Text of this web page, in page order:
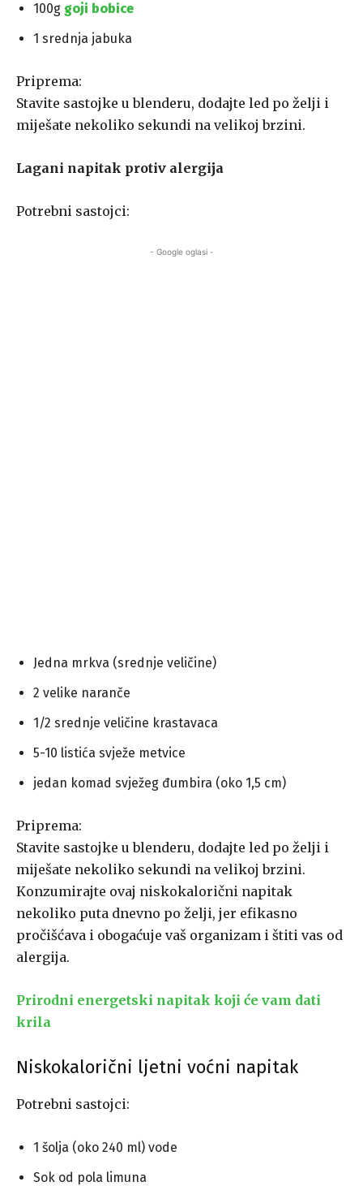
100g goji bobice
1 srednja jabuka
Priprema:
Stavite sastojke u blenderu, dodajte led po želji i
miješate nekoliko sekundi na velikoj brzini.
Lagani napitak protiv alergija
Potrebni sastojci:
- Google oglasi -
Jedna mrkva (srednje veličine)
2 velike naranče
1/2 srednje veličine krastavaca
5-10 listića svježe metvice
jedan komad svježeg đumbira (oko 1,5 cm)
Priprema:
Stavite sastojke u blenderu, dodajte led po želji i
miješate nekoliko sekundi na velikoj brzini.
Konzumirajte ovaj niskokalorični napitak
nekoliko puta dnevno po želji, jer efikasno
pročišćava i obogaćuje vaš organizam i štiti vas od
alergija.
Prirodni energetski napitak koji će vam dati
krila
Niskokalorični ljetni voćni napitak
Potrebni sastojci:
1 šolja (oko 240 ml) vode
Sok od pola limuna